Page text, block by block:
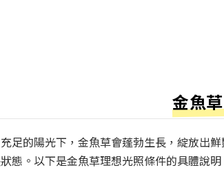
金魚
足的陽光下，金魚草會蓬勃生長，綻放出
態。以下是金魚草理想光照條件的具體說明